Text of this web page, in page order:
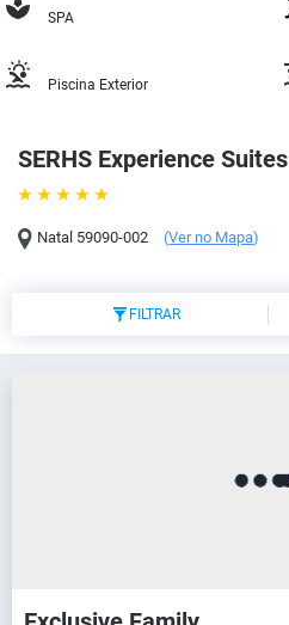
SERHS Experience Suites
Natal 59090-002 (Ver no Mapa)
SPA
Piscina Exterior
FILTRAR